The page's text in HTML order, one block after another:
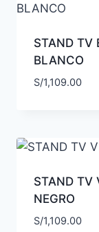
STAND TV
BLANCO
S/1,109.00
STAND TV
NEGRO
S/1,109.00